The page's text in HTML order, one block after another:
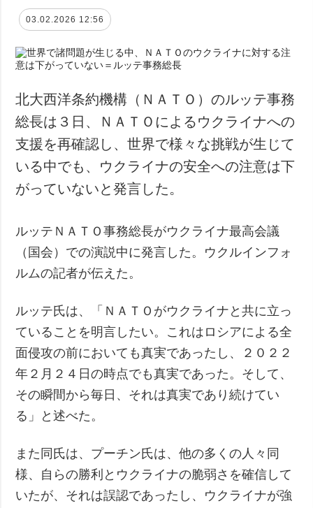
03.02.2026 12:56
北大西洋条約機構（ＮＡＴＯ）のルッテ事務
総長は３日、ＮＡＴＯによるウクライナへの
支援を再確認し、世界で様々な挑戦が生じて
いる中でも、ウクライナの安全への注意は下
がっていないと発言した。
ルッテＮＡＴＯ事務総長がウクライナ最高会議
（国会）での演説中に発言した。ウクルインフォ
ルムの記者が伝えた。
ルッテ氏は、「ＮＡＴＯがウクライナと共に立っ
ていることを明言したい。これはロシアによる全
面侵攻の前においても真実であったし、２０２２
年２月２４日の時点でも真実であった。そして、
その瞬間から毎日、それは真実であり続けてい
る」と述べた。
また同氏は、プーチン氏は、他の多くの人々同
様、自らの勝利とウクライナの脆弱さを確信して
いたが、それは誤認であったし、ウクライナが強